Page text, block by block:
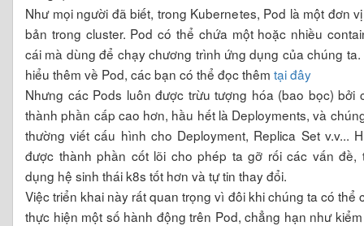
Như mọi người đã biết, trong Kubernetes, Pod là một đơn
bản trong cluster. Pod có thể chứa một hoặc nhiều
cái mà dùng để chạy chương trình ứng dụng của chúng
hiểu thêm về Pod, các bạn có thể đọc thêm tại đây
Nhưng các Pods luôn được trừu tượng hóa (bao bọc) bởi
thành phần cấp cao hơn, hầu hết là Deployments, và
thường viết cấu hình cho Deployment, Replica Set v.v...
được thành phần cốt lõi cho phép ta gỡ rối các vấn đề,
dụng hệ sinh thái k8s tốt hơn và tự tin thay đổi.
Việc triển khai này rất quan trọng vì đôi khi chúng ta có thể
thực hiện một số hành động trên Pod, chẳng hạn như